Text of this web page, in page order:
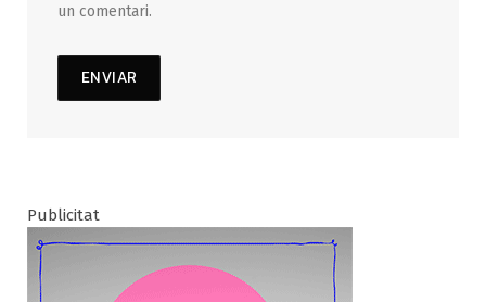
un comentari.
Publicitat